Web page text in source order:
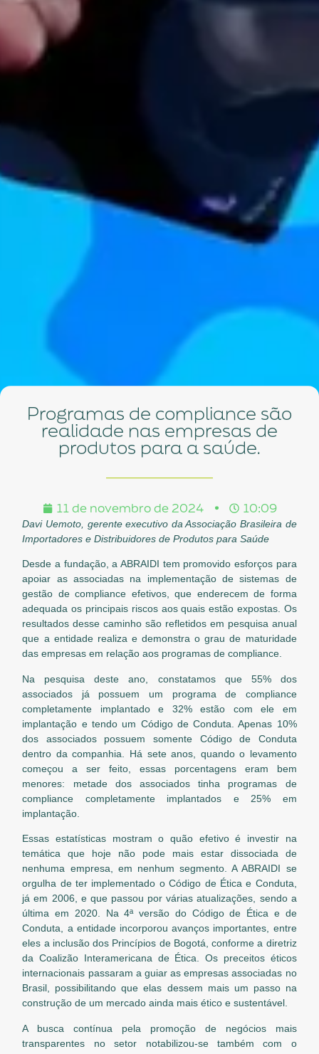
Programas de compliance são
realidade nas empresas de
produtos para a saúde.
11 de novembro de 2024 10:09
Davi Uemoto, gerente executivo daAssociação Brasileira de
Importadores e Distribuidores de Produtos para Saúde
Desde a fundação, a ABRAIDI tem promovido esforços para
apoiar as associadas na implementação de sistemas de
gestão de compliance efetivos, que enderecem de forma
adequada os principais riscos aos quais estão expostas. Os
resultados desse caminho são refletidos em pesquisa anual
que a entidade realiza e demonstra o grau de maturidade
das empresas em relação aos programas de compliance.
Na pesquisa deste ano, constatamos que 55% dos
associados já possuem um programa de compliance
completamente implantado e 32% estão com ele em
implantação e tendo um Código de Conduta. Apenas 10%
dos associados possuem somente Código de Conduta
dentro da companhia. Há sete anos, quando o levamento
começou a ser feito, essas porcentagens eram bem
menores: metade dos associados tinha programas de
compliance completamente implantados e 25% em
implantação.
Essas estatísticas mostram o quão efetivo é investir na
temática que hoje não pode mais estar dissociada de
nenhuma empresa, em nenhum segmento. A ABRAIDI se
orgulha de ter implementado o Código de Ética e Conduta,
já em 2006, e que passou por várias atualizações, sendo a
última em 2020. Na 4ª versão do Código de Ética e de
Conduta, a entidade incorporou avanços importantes, entre
eles a inclusão dos Princípios de Bogotá, conforme a diretriz
da Coalizão Interamericana de Ética. Os preceitos éticos
internacionais passaram a guiar as empresas associadas no
Brasil, possibilitando que elas dessem mais um passo na
construção de um mercado ainda mais ético e sustentável.
A busca contínua pela promoção de negócios mais
transparentes no setor notabilizou-se também com o